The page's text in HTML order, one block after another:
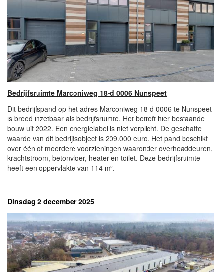
Bedrijfsruimte Marconiweg 18-d 0006 Nunspeet
Dit bedrijfspand op het adres Marconiweg 18-d 0006 te Nunspeet
is breed inzetbaar als bedrijfsruimte. Het betreft hier bestaande
bouw uit 2022. Een energielabel is niet verplicht. De geschatte
waarde van dit bedrijfsobject is 209.000 euro. Het pand beschikt
over één of meerdere voorzieningen waaronder overheaddeuren,
krachtstroom, betonvloer, heater en toilet. Deze bedrijfsruimte
heeft een oppervlakte van 114 m².
Dinsdag 2 december 2025